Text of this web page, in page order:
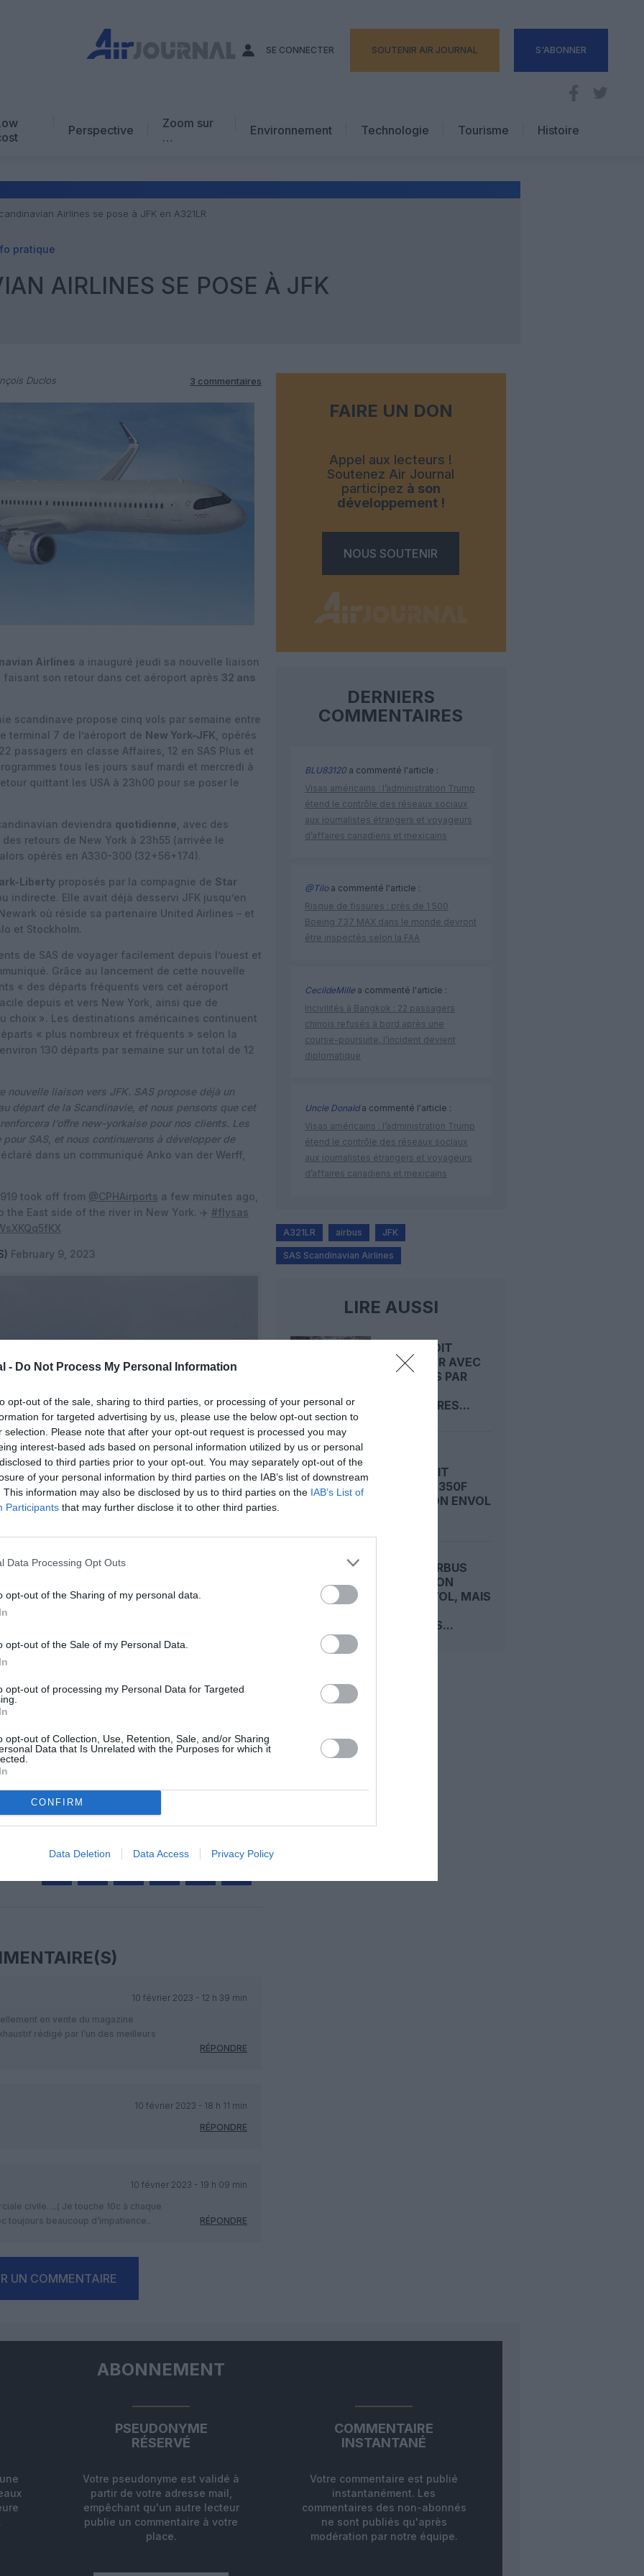
- Do Not Process My Personal Information
opt-out of the sale, sharing to third parties, or processing of your personal or
for targeted advertising by us, please use the below opt-out section to
selection. Please note that after your opt-out request is processed you may
interest-based ads based on personal information utilized by us or personal
to third parties prior to your opt-out. You may separately opt-out of the
of your personal information by third parties on the IAB’s list of downstream
This information may also be disclosed by us to third parties on the IAB’s List of
Participants that may further disclose it to other third parties.
Data Processing Opt Outs
opt-out of the Sharing of my personal data.
opt-out of the Sale of my Personal Data.
opt-out of processing my Personal Data for Targeted
opt-out of Collection, Use, Retention, Sale, and/or Sharing
Data that Is Unrelated with the Purposes for which it
CONFIRM
Data Deletion Data Access Privacy Policy
SE CONNECTER SOUTENIR AIR JOURNAL S'ABONNER
Perspective
Zoom sur
…
Avis d’expert
Environnement Technologie
Tourisme
Hôtellerie
Histoire
Airlines se pose à JFK en A321LR
pratique
AIRLINES SE POSE À JFK
Duclos 3 commentaires
Airlines a inauguré jeudi sa nouvelle liaison
, faisant son retour dans cet aéroport après 32 ans
scandinave propose cinq vols par semaine entre
terminal 7 de l’aéroport de New York-JFK , opérés
passagers en classe Affaires, 12 en SAS Plus et
tous les jours sauf mardi et mercredi à
quittant les USA à 23h00 pour se poser le
deviendra quotidienne , avec des
retours de New York à 23h55 (arrivée le
opérés en A330-300 (32+56+174).
Liberty proposés par la compagnie de Star
indirecte. Elle avait déjà desservi JFK jusqu’en
où réside sa partenaire United Airlines – et
et Stockholm.
de SAS de voyager facilement depuis l’ouest et
Grâce au lancement de cette nouvelle
« des départs fréquents vers cet aéroport
depuis et vers New York, ainsi que de
choix ». Les destinations américaines continuent
« plus nombreux et fréquents » selon la
130 départs par semaine sur un total de 12
nouvelle liaison vers JFK. SAS propose déjà un
départ de la Scandinavie, et nous pensons que cet
l’offre new-yorkaise pour nos clients. Les
SAS, et nous continuerons à développer de
dans un communiqué Anko van der Werff,
took off from @CPHAirports a few minutes ago,
the East side of the river in New York. ✈️ #flysas
February 9, 2023
apprécié l’article ?
nous, faites un don !
SOUTENIR
10 février 2023 - 12 h 39 min
en vente du magazine
rédigé par l’un des meilleurs
RÉPONDRE
10 février 2023 - 18 h 11 min
RÉPONDRE
10 février 2023 - 19 h 09 min
civile….( Je touche 10c à chaque
toujours beaucoup d’impatience..
RÉPONDRE
UN COMMENTAIRE
FAIRE UN DON
Appel aux lecteurs !
Soutenez Air Journal
participez à son
développement !
NOUS SOUTENIR
DERNIERS
COMMENTAIRES
BLU83120 a commenté l'article :
Visas américains : l’administration Trump
étend le contrôle des réseaux sociaux
aux journalistes étrangers et voyageurs
d’affaires canadiens et mexicains
@Tiloa commenté l'article :
Risque de fissures : près de 1 500
Boeing 737 MAX dans le monde devront
être inspectés selon la FAA
CecildeMillea commenté l'article :
Incivilités à Bangkok : 22 passagers
chinois refusés à bord après une
course-poursuite, l’incident devient
diplomatique
Uncle Donalda commenté l'article :
Visas américains : l’administration Trump
étend le contrôle des réseaux sociaux
aux journalistes étrangers et voyageurs
d’affaires canadiens et mexicains
A321LR airbus JFK
SAS Scandinavian Airlines
LIRE AUSSI
AIRBUS DOIT
ACCÉLÉRER AVEC
90 AVIONS PAR
NÉCESSAIRES...
AIRBUS FAIT
VIBRER L’A350F
AVANT SON ENVOL
A350F : AIRBUS
DÉCALE SON
PREMIER VOL, MAIS
TOUJOURS...
ABONNEMENT
PSEUDONYME
RÉSERVÉ
Votre pseudonyme est validé à
partir de votre adresse mail,
empêchant qu'un autre lecteur
publie un commentaire à votre
place.
COMMENTAIRE
INSTANTANÉ
Votre commentaire est publié
instantanément. Les
commentaires des non-abonnés
ne sont publiés qu'après
modération par notre équipe.